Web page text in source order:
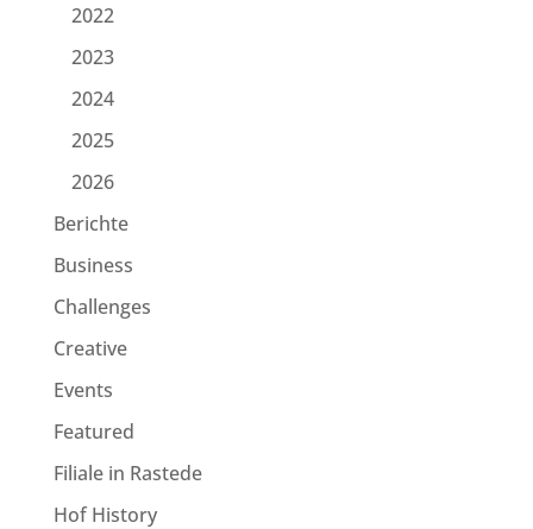
2022
2023
2024
2025
2026
Berichte
Business
Challenges
Creative
Events
Featured
Filiale in Rastede
Hof History